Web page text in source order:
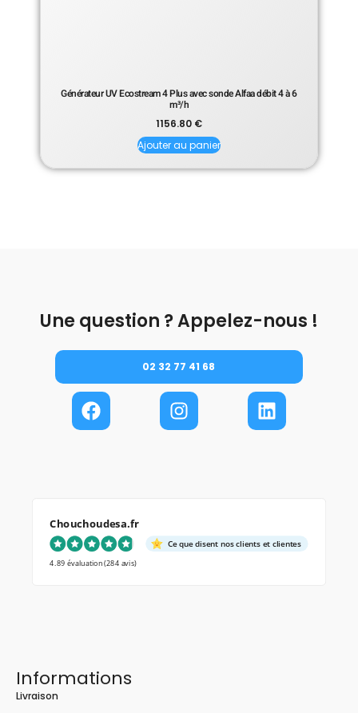
Générateur UV Ecostream 4 Plus avec sonde Alfaa débit 4 à 6
m³/h
1156.80 €
Ajouter au panier
Une question ? Appelez-nous !
02 32 77 41 68
Chouchoudesa.fr
Ce que disent nos clients et clientes
4.89 évaluation(284 avis)
Informations
Livraison